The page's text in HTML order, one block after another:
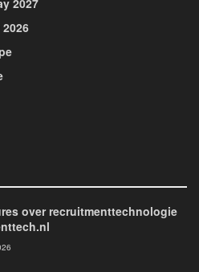
2027
over recruitmenttechnologie